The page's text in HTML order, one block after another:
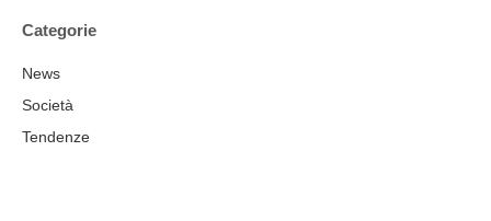
Categorie
News
Società
Tendenze